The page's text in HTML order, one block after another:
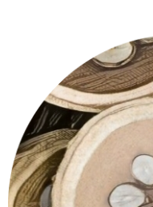
janela)
nova
janela)